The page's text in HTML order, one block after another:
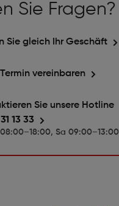
Sie Fragen?
Sie gleich Ihr Geschäft
vereinbaren
Sie unsere Hotline
13 33
Sa 09:00–13:00